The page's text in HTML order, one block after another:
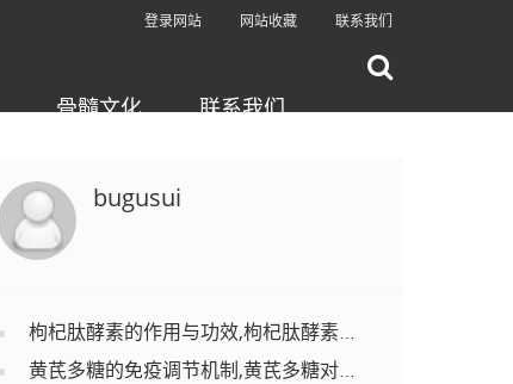
登录网站 网站收藏 联系我们
骨髓文化 联系我们
bugusui
枸杞肽酵素的作用与功效,枸杞肽酵素适合哪些人吃？
黄芪多糖的免疫调节机制,黄芪多糖对调节免疫功能有效果吗？